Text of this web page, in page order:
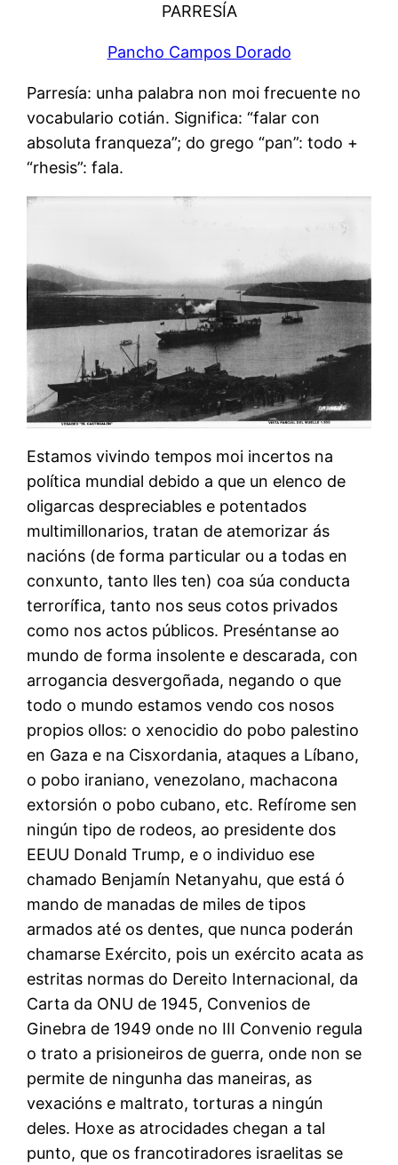
PARRESÍA
Pancho Campos Dorado
Parresía: unha palabra non moi frecuente no
vocabulario cotián. Significa: “falar con
absoluta franqueza”; do grego “pan”: todo +
“rhesis”: fala.
Estamos vivindo tempos moi incertos na
política mundial debido a que un elenco de
oligarcas despreciables e potentados
multimillonarios, tratan de atemorizar ás
nacións (de forma particular ou a todas en
conxunto, tanto lles ten) coa súa conducta
terrorífica, tanto nos seus cotos privados
como nos actos públicos. Preséntanse ao
mundo de forma insolente e descarada, con
arrogancia desvergoñada, negando o que
todo o mundo estamos vendo cos nosos
propios ollos: o xenocidio do pobo palestino
en Gaza e na Cisxordania, ataques a Líbano,
o pobo iraniano, venezolano, machacona
extorsión o pobo cubano, etc. Refírome sen
ningún tipo de rodeos, ao presidente dos
EEUU Donald Trump, e o individuo ese
chamado Benjamín Netanyahu, que está ó
mando de manadas de miles de tipos
armados até os dentes, que nunca poderán
chamarse Exército, pois un exército acata as
estritas normas do Dereito Internacional, da
Carta da ONU de 1945, Convenios de
Ginebra de 1949 onde no III Convenio regula
o trato a prisioneiros de guerra, onde non se
permite de ningunha das maneiras, as
vexacións e maltrato, torturas a ningún
deles. Hoxe as atrocidades chegan a tal
punto, que os francotiradores israelitas se